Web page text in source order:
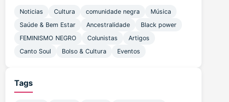
Noticias Cultura comunidade negra
Música
Saúde & Bem Estar
Ancestralidade
Black power
FEMINISMO NEGRO
Colunistas
Artigos
Canto Soul
Bolso & Cultura Eventos
Tags